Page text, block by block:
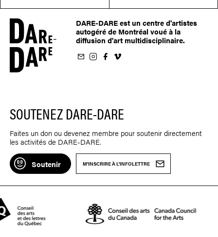
DARE-DARE est un centre d'artistes
autogéré de Montréal voué à la
diffusion d'art multidisciplinaire.
sur Instagram
sur Facebook
nous sur Vimeo
SOUTENEZ DARE-DARE
Faites un don ou devenez membre pour soutenir directement
les activités de DARE-DARE.
Soutenir M'INSCRIRE À L'INFOLETTRE